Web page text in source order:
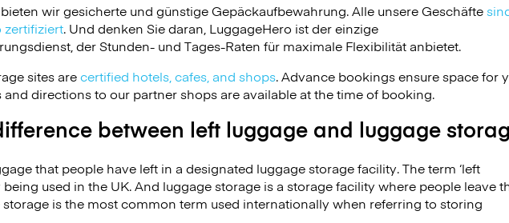
wir gesicherte und günstige Gepäckaufbewahrung. Alle unsere Geschäfte
zertifiziert. Und denken Sie daran, LuggageHero ist der einzige
der Stunden- und Tages-Raten für maximale Flexibilität anbietet.
sites arecertified hotels, cafes, and shops. Advance bookings ensure space for
and directions to our partner shops are available at the time of booking.
between left luggage and luggage
that people have left in a designated luggage storage facility. The term ‘left
being used in the UK. And luggage storage is a storage facility where people leave
storage is the most common term used internationally when referring to storing